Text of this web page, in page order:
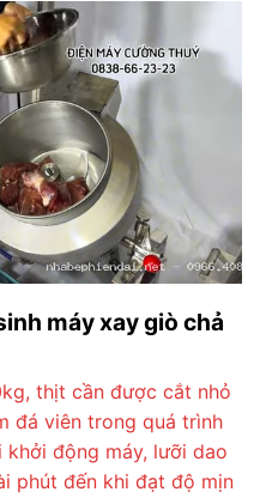
máy xay giò chả
thịt cần được cắt nhỏ
đá viên trong quá trình
động máy, lưỡi dao
phút đến khi đạt độ mịn